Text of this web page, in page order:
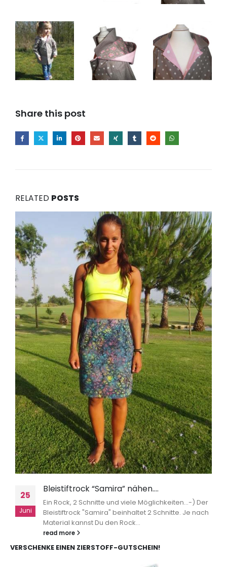
Share this post
RELATED POSTS
25
Juni
Bleistiftrock “Samira” nähen….
Ein Rock, 2 Schnitte und viele Möglichkeiten...-) Der
Bleistiftrock "Samira" beinhaltet 2 Schnitte. Je nach
Material kannst Du den Rock...
read more
VERSCHENKE EINEN ZIERSTOFF-GUTSCHEIN!